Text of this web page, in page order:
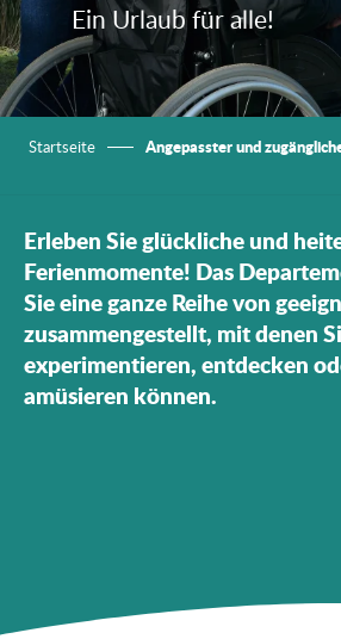
Ein Urlaub für alle!
Startseite Angepasster und
Erleben Sie glückliche und
Ferienmomente! Das
Sie eine ganze Reihe von
zusammengestellt, mit denen
experimentieren, entdecken
amüsieren können.